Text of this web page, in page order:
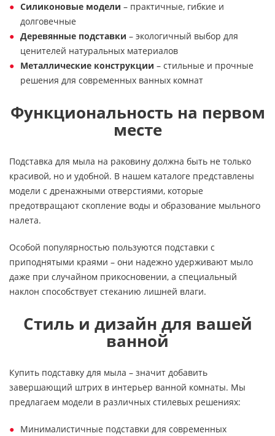
Силиконовые модели – практичные, гибкие и
долговечные
Деревянные подставки – экологичный выбор для
ценителей натуральных материалов
Металлические конструкции – стильные и прочные
решения для современных ванных комнат
Функциональность на первом
месте
Подставка для мыла на раковину должна быть не только
красивой, но и удобной. В нашем каталоге представлены
модели с дренажными отверстиями, которые
предотвращают скопление воды и образование мыльного
налета.
Особой популярностью пользуются подставки с
приподнятыми краями – они надежно удерживают мыло
даже при случайном прикосновении, а специальный
наклон способствует стеканию лишней влаги.
Стиль и дизайн для вашей
ванной
Купить подставку для мыла – значит добавить
завершающий штрих в интерьер ванной комнаты. Мы
предлагаем модели в различных стилевых решениях:
Минималистичные подставки для современных